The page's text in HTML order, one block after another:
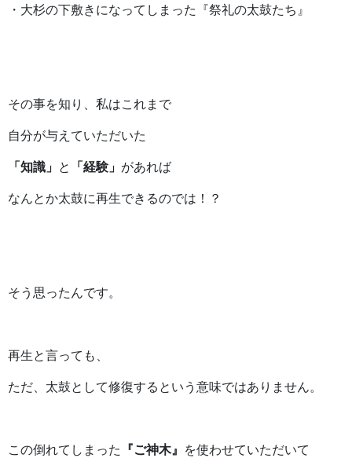
・大杉の下敷きになってしまった『祭礼の太鼓たち』
その事を知り、私はこれまで
自分が与えていただいた
「知識」 と 「経験」 があれば
なんとか太鼓に再生できるのでは！？
そう思ったんです。
再生と言っても、
ただ、太鼓として修復するという意味ではありません。
この倒れてしまった 『ご神木』 を使わせていただいて